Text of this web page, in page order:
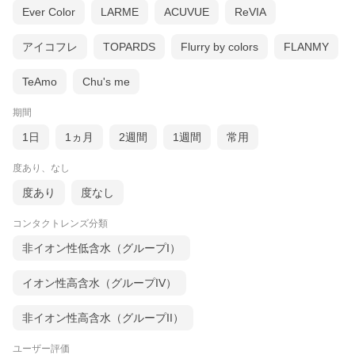
Ever Color LARME ACUVUE ReVIA
アイコフレ TOPARDS Flurry by colors FLANMY
TeAmo Chu's me
期間
1日 1ヵ月 2週間 1週間 常用
度あり、なし
度あり 度なし
コンタクトレンズ分類
非イオン性低含水（グループI）
イオン性高含水（グループIV）
非イオン性高含水（グループII）
ユーザー評価